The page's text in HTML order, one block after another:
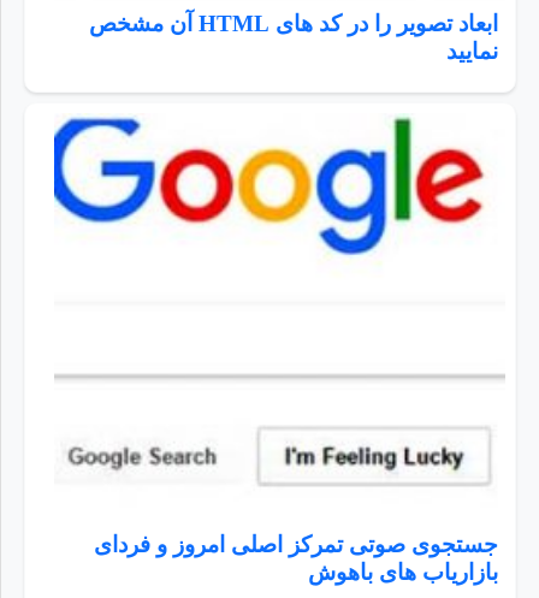
ابعاد تصویر را در کد های HTML آن مشخص
نمایید
جستجوی صوتی تمرکز اصلی امروز و فردای
بازاریاب های باهوش